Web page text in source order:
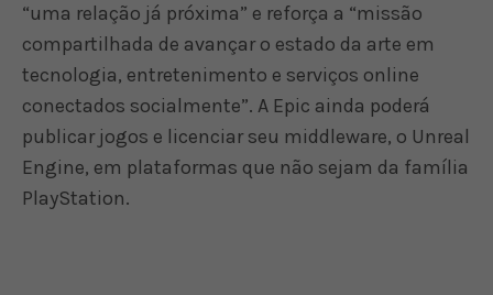
“uma relação já próxima” e reforça a “missão
compartilhada de avançar o estado da arte em
tecnologia, entretenimento e serviços online
conectados socialmente”. A Epic ainda poderá
publicar jogos e licenciar seu middleware, o Unreal
Engine, em plataformas que não sejam da família
PlayStation.